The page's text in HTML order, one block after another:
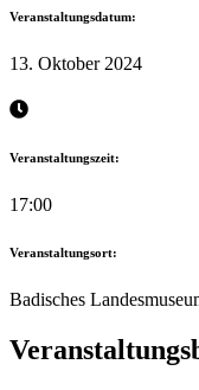
Veranstaltungsdatum:
13. Oktober 2024
Veranstaltungszeit:
17:00
Veranstaltungsort:
Badisches